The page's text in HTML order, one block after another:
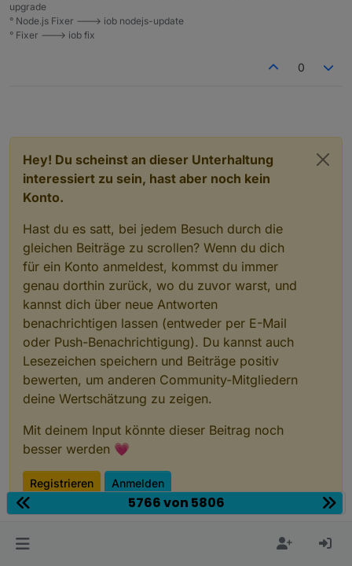
upgrade
° Node.js Fixer ---> iob nodejs-update
° Fixer ---> iob fix
0
Hey! Du scheinst an dieser Unterhaltung
interessiert zu sein, hast aber noch kein
Konto.
Hast du es satt, bei jedem Besuch durch die
gleichen Beiträge zu scrollen? Wenn du dich
für ein Konto anmeldest, kommst du immer
genau dorthin zurück, wo du zuvor warst, und
kannst dich über neue Antworten
benachrichtigen lassen (entweder per E-Mail
oder Push-Benachrichtigung). Du kannst auch
Lesezeichen speichern und Beiträge positiv
bewerten, um anderen Community-Mitgliedern
deine Wertschätzung zu zeigen.
Mit deinem Input könnte dieser Beitrag noch
besser werden 💗
Registrieren Anmelden
5766 von 5806